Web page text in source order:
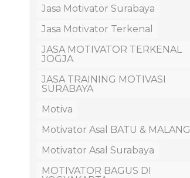
Jasa Motivator Surabaya
Jasa Motivator Terkenal
JASA MOTIVATOR TERKENAL
JOGJA
JASA TRAINING MOTIVASI
SURABAYA
Motiva
Motivator Asal BATU & MALANG
Motivator Asal Surabaya
MOTIVATOR BAGUS DI